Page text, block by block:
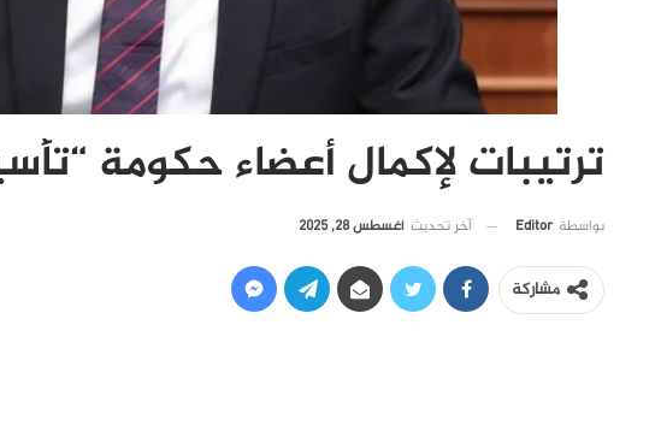
ترتيبات لإكمال أعضاء حكومة
بواسطة Editor آخر تحديث أغسطس 28, 2025
مشاركة